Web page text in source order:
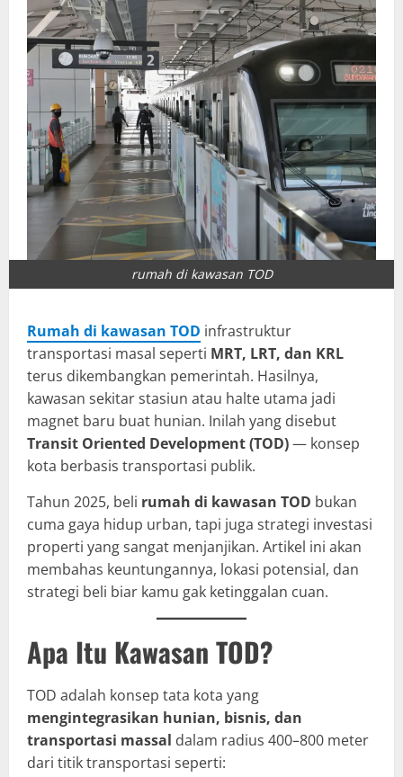
rumah di kawasan TOD
Rumah di kawasan TOD infrastruktur
transportasi masal seperti MRT, LRT, dan KRL
terus dikembangkan pemerintah. Hasilnya,
kawasan sekitar stasiun atau halte utama jadi
magnet baru buat hunian. Inilah yang disebut
Transit Oriented Development (TOD)— konsep
kota berbasis transportasi publik.
Tahun 2025, beli rumah di kawasan TOD bukan
cuma gaya hidup urban, tapi juga strategi investasi
properti yang sangat menjanjikan. Artikel ini akan
membahas keuntungannya, lokasi potensial, dan
strategi beli biar kamu gak ketinggalan cuan.
Apa Itu Kawasan TOD?
TOD adalah konsep tata kota yang
mengintegrasikan hunian, bisnis, dan
transportasi massal dalam radius 400–800 meter
dari titik transportasi seperti: